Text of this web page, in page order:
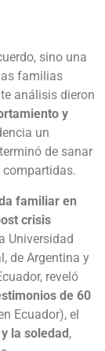
sino una
familias
análisis dieron
y
un
de sanar
familiar en
crisis
Universidad
de Argentina y
reveló
de 60
Ecuador), el
la soledad,